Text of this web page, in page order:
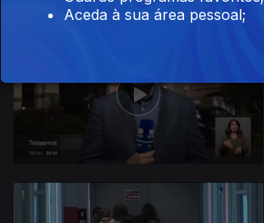
Aceda à sua área pessoal;